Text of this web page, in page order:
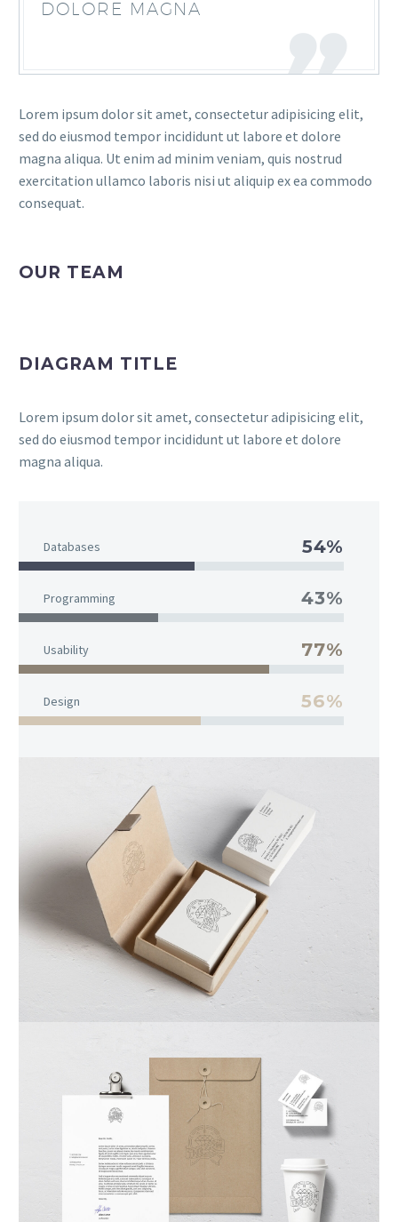
DOLORE MAGNA
Lorem ipsum dolor sit amet, consectetur adipisicing elit,
sed do eiusmod tempor incididunt ut labore et dolore
magna aliqua. Ut enim ad minim veniam, quis nostrud
exercitation ullamco laboris nisi ut aliquip ex ea commodo
consequat.
OUR TEAM
DIAGRAM TITLE
Lorem ipsum dolor sit amet, consectetur adipisicing elit,
sed do eiusmod tempor incididunt ut labore et dolore
magna aliqua.
Databases 54%
Programming 43%
Usability 77%
Design 56%